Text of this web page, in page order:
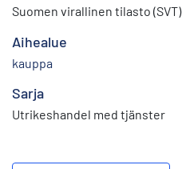
Suomen virallinen tilasto (SVT)
Aihealue
kauppa
Sarja
Utrikeshandel med tjänster